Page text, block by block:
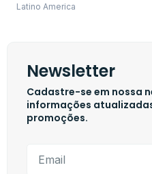
Latino America
Newsletter
Cadastre-se em nossa
informações
promoções.